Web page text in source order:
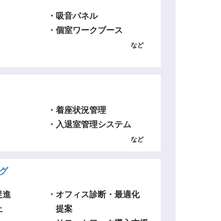
・吸音パネル
・個室ワークブース
など
・着座状況管理
・入退室管理システム
など
進
・オフィス診断・最適化
提案